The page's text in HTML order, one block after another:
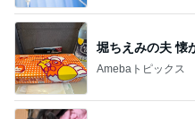
堀ちえみの夫 懐
Amebaトピックス